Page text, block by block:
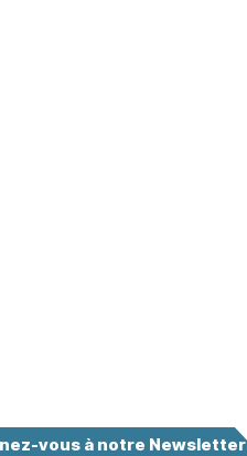
vous à notre Newsletter